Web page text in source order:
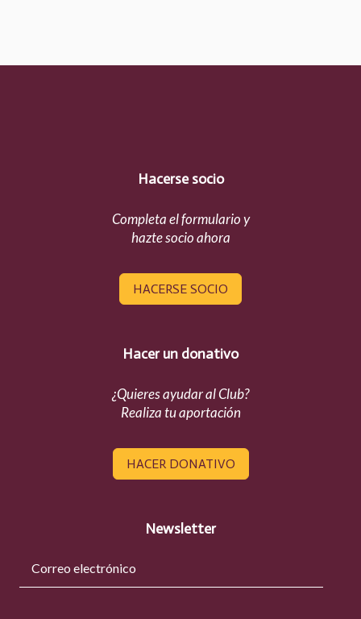
Hacerse socio
Completa el formulario y
hazte socio ahora
HACERSE SOCIO
Hacer un donativo
¿Quieres ayudar al Club?
Realiza tu aportación
HACER DONATIVO
Newsletter